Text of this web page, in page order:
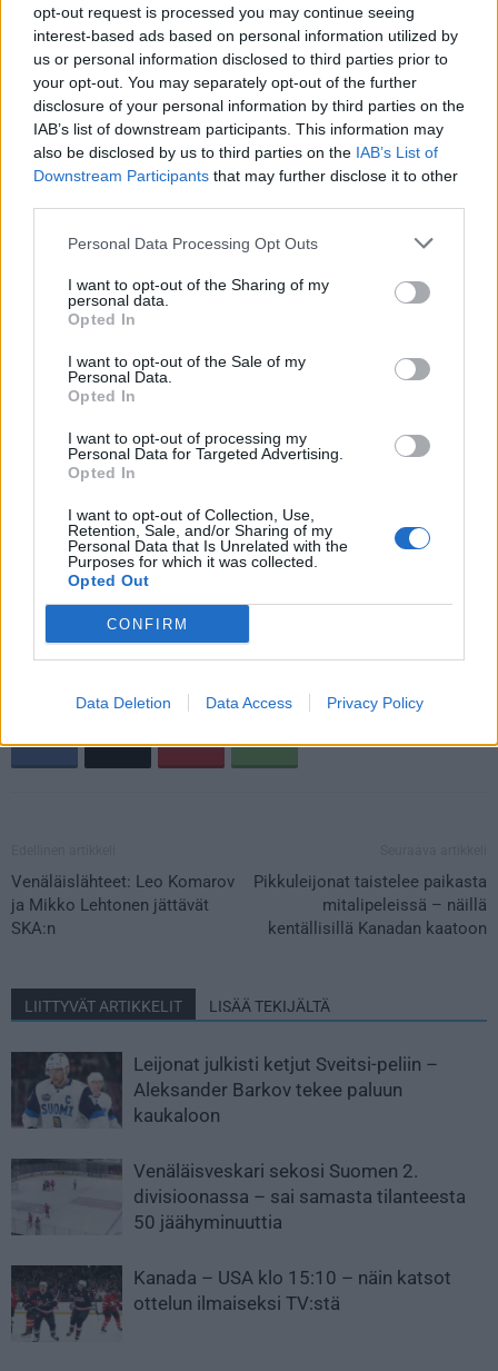
opt-out request is processed you may continue seeing
interest-based ads based on personal information utilized by
us or personal information disclosed to third parties prior to
your opt-out. You may separately opt-out of the further
disclosure of your personal information by third parties on the
IAB’s list of downstream participants. This information may
also be disclosed by us to third parties on the IAB’s List of
Downstream Participants that may further disclose it to other
Personal Data Processing Opt Outs
I want to opt-out of the Sharing of my
personal data.
Opted In
I want to opt-out of the Sale of my
Personal Data.
Opted In
I want to opt-out of processing my
Personal Data for Targeted Advertising.
Opted In
I want to opt-out of Collection, Use,
Retention, Sale, and/or Sharing of my
Personal Data that Is Unrelated with the
Purposes for which it was collected.
Opted Out
CONFIRM
Data Deletion Data Access Privacy Policy
Mathias Bromé, HC Davos
Patrik Karlkvist, IK Oskarshamn
Kim Rosdahl, IK Oskarshamn
Ruotsi pelaa Suomessa järjestettävissä MM-kisoissa Leijonien
kanssa samassa B-lohkossa, jonka ottelut alkulohkon osalta
pelataan Tampereella. TsekkaaMM-kisojen otteluohjelma
kokonaisuudessaan!
Jos video ei näy laitteellasi voit katsoa sen suoraan
Venäläislähteet: Leo Komarov
ja Mikko Lehtonen jättävät
SKA:n
Pikkuleijonat taistelee paikasta
mitalipeleissä – näillä
kentällisillä Kanadan kaatoon
LIITTYVÄT ARTIKKELIT LISÄÄ TEKIJÄLTÄ
Leijonat julkisti ketjut Sveitsi-peliin –
Aleksander Barkov tekee paluun
kaukaloon
Venäläisveskari sekosi Suomen 2.
divisioonassa – sai samasta tilanteesta
50 jäähyminuuttia
Kanada – USA klo 15:10 – näin katsot
ottelun ilmaiseksi TV:stä